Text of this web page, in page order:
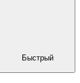
Быстрый